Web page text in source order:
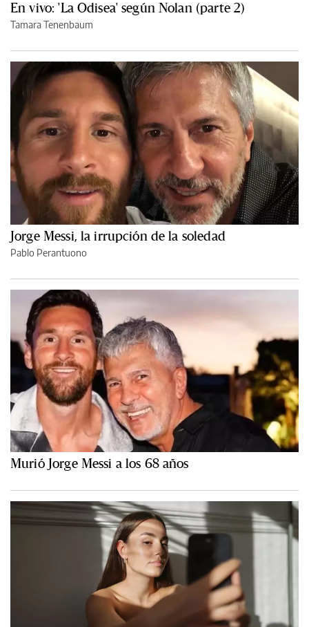
En vivo: 'La Odisea' según Nolan (parte 2)
Tamara Tenenbaum
Jorge Messi, la irrupción de la soledad
Pablo Perantuono
Murió Jorge Messi a los 68 años